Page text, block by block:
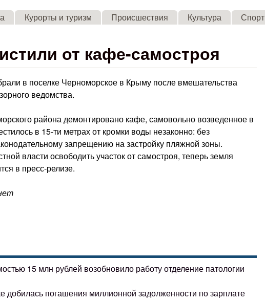
Skip to main content
Курорты и туризм Происшествия Культура Спорт
от кафе-самостроя
в поселке Черноморское в Крыму после вмешательства
ведомства.
района демонтировано кафе, самовольно возведенное в
в 15-ти метрах от кромки воды незаконно: без
запрещению на застройку пляжной зоны.
власти освободить участок от самостроя, теперь земля
в пресс-релизе.
15 млн рублей возобновило работу отделение патологии
добилась погашения миллионной задолженности по зарплате